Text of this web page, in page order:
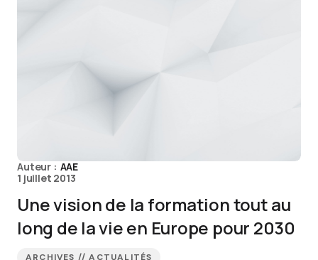
Auteur : AAE
1 juillet 2013
Une vision de la formation tout au
long de la vie en Europe pour 2030
ARCHIVES // ACTUALITÉS